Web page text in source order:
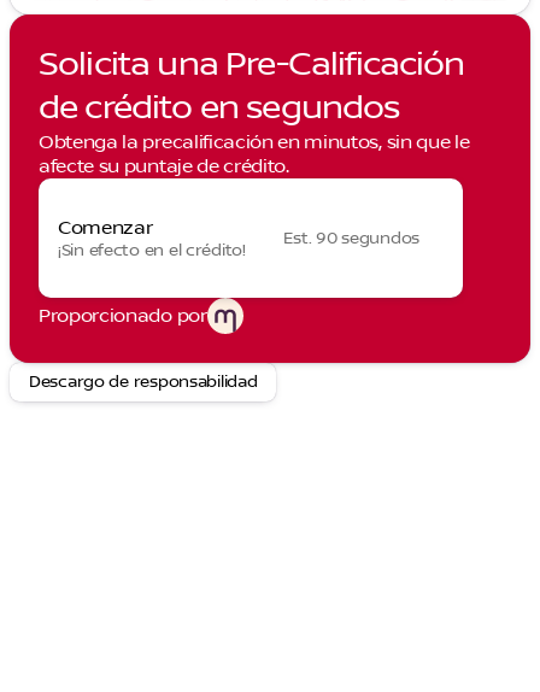
Solicita una Pre-Calificación
de crédito en segundos
Obtenga la precalificación en minutos, sin que le
afecte su puntaje de crédito.
Comenzar
¡Sin efecto en el crédito!
Est. 90 segundos
Proporcionado por
Descargo de responsabilidad